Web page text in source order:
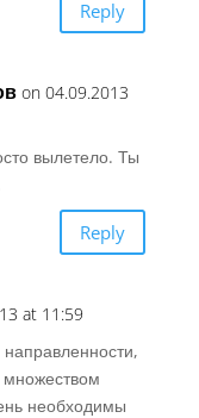
Reply
on 04.09.2013
вылетело. Ты
Reply
at 11:59
множеством
необходимы